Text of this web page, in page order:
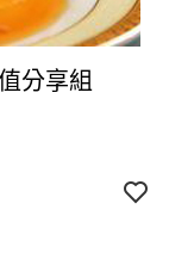
分享組